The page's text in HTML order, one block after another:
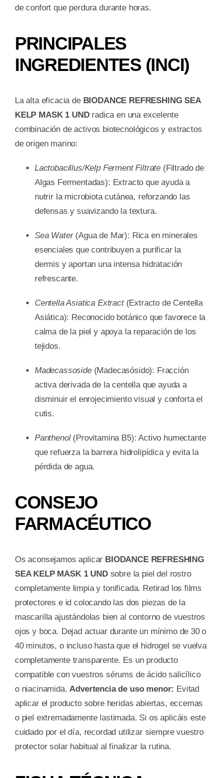
de confort que perdura durante horas.
PRINCIPALES
INGREDIENTES (INCI)
La alta eficacia de BIODANCE REFRESHING SEA
KELP MASK 1 UNDradica en una excelente
combinación de activos biotecnológicos y extractos
de origen marino:
Lactobacillus/Kelp Ferment Filtrate (Filtrado de
Algas Fermentadas): Extracto que ayuda a
nutrir la microbiota cutánea, reforzando las
defensas y suavizando la textura.
Sea Water(Agua de Mar): Rica en minerales
esenciales que contribuyen a purificar la
dermis y aportan una intensa hidratación
refrescante.
Centella Asiatica Extract(Extracto de Centella
Asiática): Reconocido botánico que favorece la
calma de la piel y apoya la reparación de los
tejidos.
Madecassoside(Madecasósido): Fracción
activa derivada de la centella que ayuda a
disminuir el enrojecimiento visual y conforta el
cutis.
Panthenol(Provitamina B5): Activo humectante
que refuerza la barrera hidrolipídica y evita la
pérdida de agua.
CONSEJO
FARMACÉUTICO
Os aconsejamos aplicar BIODANCE REFRESHING
SEA KELP MASK 1 UNDsobre la piel del rostro
completamente limpia y tonificada. Retirad los films
protectores e id colocando las dos piezas de la
mascarilla ajustándolas bien al contorno de vuestros
ojos y boca. Dejad actuar durante un mínimo de 30 o
40 minutos, o incluso hasta que el hidrogel se vuelva
completamente transparente. Es un producto
compatible con vuestros sérums de ácido salicílico
o niacinamida.Advertencia de uso menor: Evitad
aplicar el producto sobre heridas abiertas, eccemas
o piel extremadamente lastimada. Si os aplicáis este
cuidado por el día, recordad utilizar siempre vuestro
protector solar habitual al finalizar la rutina.